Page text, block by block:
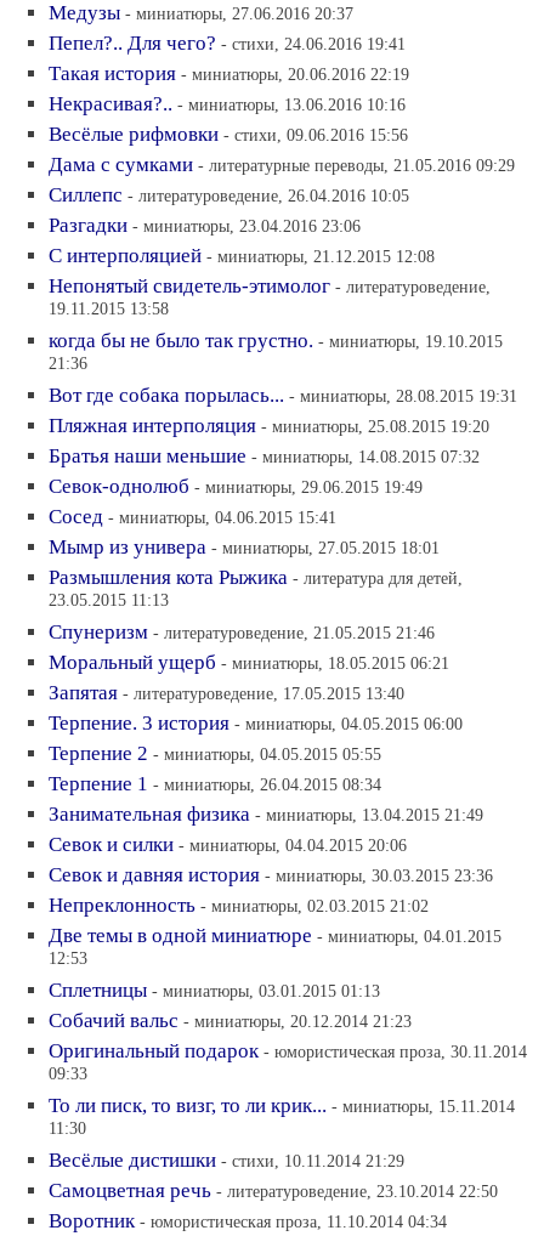
Медузы - миниатюры, 27.06.2016 20:37
Пепел?.. Для чего? - стихи, 24.06.2016 19:41
Такая история - миниатюры, 20.06.2016 22:19
Некрасивая?.. - миниатюры, 13.06.2016 10:16
Весёлые рифмовки - стихи, 09.06.2016 15:56
Дама с сумками - литературные переводы, 21.05.2016 09:29
Силлепс - литературоведение, 26.04.2016 10:05
Разгадки - миниатюры, 23.04.2016 23:06
С интерполяцией - миниатюры, 21.12.2015 12:08
Непонятый свидетель-этимолог - литературоведение,
19.11.2015 13:58
когда бы не было так грустно. - миниатюры, 19.10.2015
21:36
Вот где собака порылась... - миниатюры, 28.08.2015 19:31
Пляжная интерполяция - миниатюры, 25.08.2015 19:20
Братья наши меньшие - миниатюры, 14.08.2015 07:32
Севок-однолюб - миниатюры, 29.06.2015 19:49
Сосед - миниатюры, 04.06.2015 15:41
Мымр из универа - миниатюры, 27.05.2015 18:01
Размышления кота Рыжика - литература для детей,
23.05.2015 11:13
Спунеризм - литературоведение, 21.05.2015 21:46
Моральный ущерб - миниатюры, 18.05.2015 06:21
Запятая - литературоведение, 17.05.2015 13:40
Терпение. 3 история - миниатюры, 04.05.2015 06:00
Терпение 2 - миниатюры, 04.05.2015 05:55
Терпение 1 - миниатюры, 26.04.2015 08:34
Занимательная физика - миниатюры, 13.04.2015 21:49
Севок и силки - миниатюры, 04.04.2015 20:06
Севок и давняя история - миниатюры, 30.03.2015 23:36
Непреклонность - миниатюры, 02.03.2015 21:02
Две темы в одной миниатюре - миниатюры, 04.01.2015
12:53
Сплетницы - миниатюры, 03.01.2015 01:13
Собачий вальс - миниатюры, 20.12.2014 21:23
Оригинальный подарок - юмористическая проза, 30.11.2014
09:33
То ли писк, то визг, то ли крик... - миниатюры, 15.11.2014
11:30
Весёлые дистишки - стихи, 10.11.2014 21:29
Самоцветная речь - литературоведение, 23.10.2014 22:50
Воротник - юмористическая проза, 11.10.2014 04:34